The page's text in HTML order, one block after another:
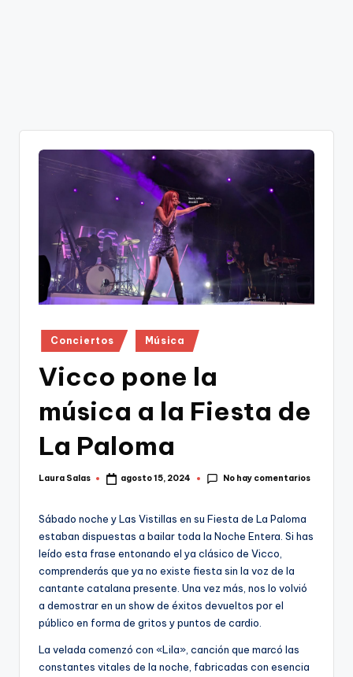
Publicado
en
Conciertos Música
Vicco pone la
música a la Fiesta de
La Paloma
Publicado
Laura Salas agosto 15, 2024 No hay comentarios
Sábado noche y Las Vistillas en su Fiesta de La Paloma
estaban dispuestas a bailar toda la Noche Entera. Si has
leído esta frase entonando el ya clásico de Vicco,
comprenderás que ya no existe fiesta sin la voz de la
cantante catalana presente. Una vez más, nos lo volvió
a demostrar en un show de éxitos devueltos por el
público en forma de gritos y puntos de cardio.
La velada comenzó con «Lila», canción que marcó las
constantes vitales de la noche, fabricadas con esencia